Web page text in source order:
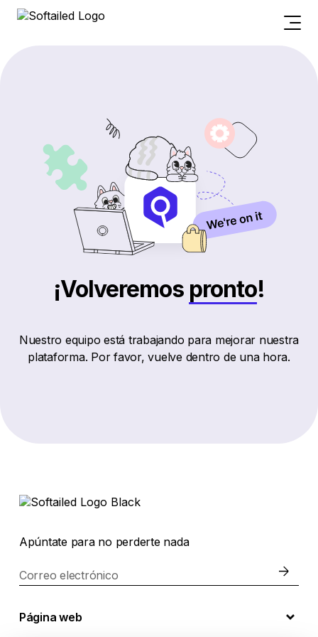
¡Volveremos pronto!
Nuestro equipo está trabajando para mejorar nuestra
plataforma. Por favor, vuelve dentro de una hora.
Apúntate para no perderte nada
Correo electrónico
Página web